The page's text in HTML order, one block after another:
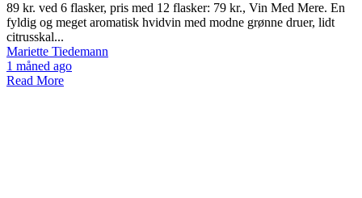
89 kr. ved 6 flasker, pris med 12 flasker: 79 kr., Vin Med Mere. En
fyldig og meget aromatisk hvidvin med modne grønne druer, lidt
citrusskal...
Mariette Tiedemann
1 måned ago
Read More